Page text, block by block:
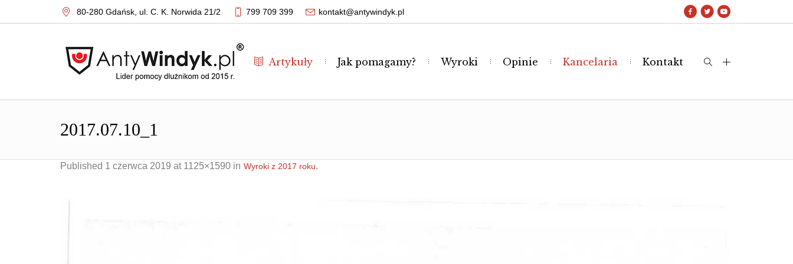
80-280 Gdańsk, ul. C. K. Norwida 21/2 799 709 399 kontakt@antywindyk.pl
Artykuły Jak pomagamy? Wyroki Opinie Kancelaria Kontakt
2017.07.10_1
Published 1 czerwca 2019 at 1125×1590 in Wyroki z 2017 roku.